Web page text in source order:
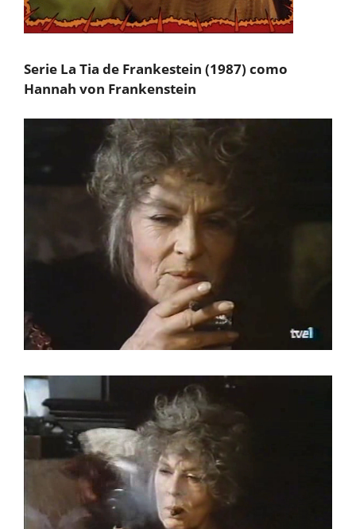
Serie La Tia de Frankestein (1987) como
Hannah von Frankenstein